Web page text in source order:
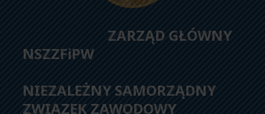
ZARZĄD GŁÓWNY
NSZZFiPW
NIEZALEŻNY SAMORZĄDNY
ZWIĄZEK ZAWODOWY